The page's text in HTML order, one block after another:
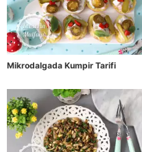
Mikrodalgada Kumpir Tarifi